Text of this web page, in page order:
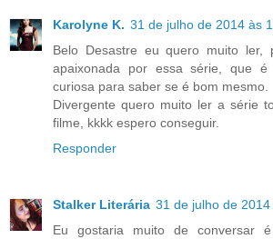
Karolyne K. 31 de julho de 2014 às
Belo Desastre eu quero muito ler,
apaixonada por essa série, que é
curiosa para saber se é bom mesmo.
Divergente quero muito ler a série
filme, kkkk espero conseguir.
Responder
Stalker Literária 31 de julho de 2014
Eu gostaria muito de conversar